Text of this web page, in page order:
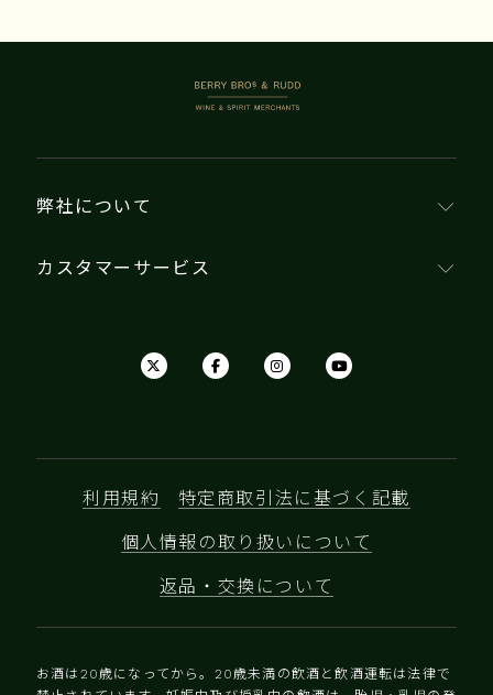
BERRY BROS. & RUDD
弊社について
カスタマーサービス
利用規約 特定商取引法に基づく記載
個人情報の取り扱いについて
返品・交換について
お酒は20歳になってから。20歳未満の飲酒と飲酒運転は法律で